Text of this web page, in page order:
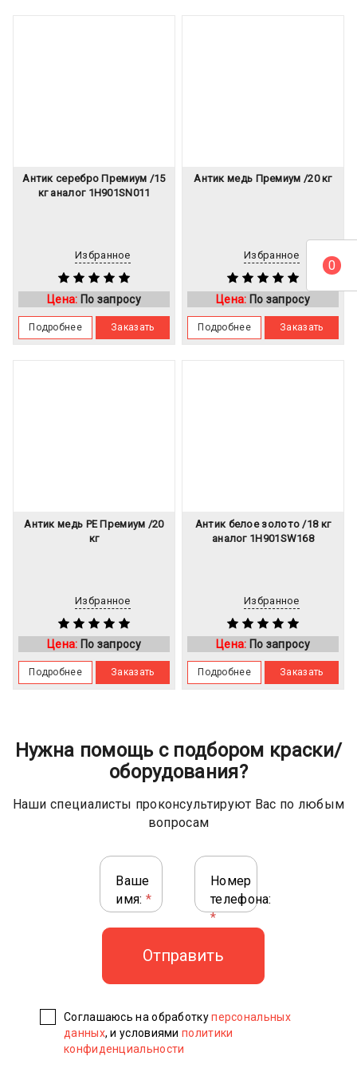
Антик серебро Премиум /15
кг аналог 1H901SN011
Избранное
Цена: По запросу
Подробнее Заказать
Антик медь Премиум /20 кг
Избранное
Цена: По запросу
Подробнее Заказать
Антик медь PE Премиум /20
кг
Избранное
Цена: По запросу
Подробнее Заказать
Антик белое золото /18 кг
аналог 1H901SW168
Избранное
Цена: По запросу
Подробнее Заказать
Нужна помощь с подбором краски/
оборудования?
Наши специалисты проконсультируют Вас по любым
вопросам
Ваше
имя: *
Номер
телефона:
*
Соглашаюсь на обработкуперсональных
данных, и условиямиполитики
конфиденциальности
0